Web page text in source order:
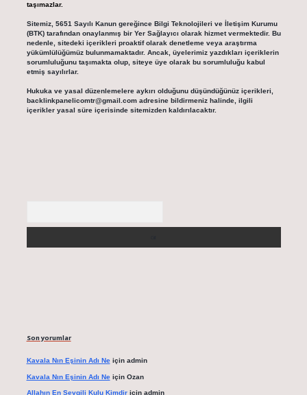
taşımazlar.
Sitemiz, 5651 Sayılı Kanun gereğince Bilgi Teknolojileri ve İletişim Kurumu
(BTK) tarafından onaylanmış bir Yer Sağlayıcı olarak hizmet vermektedir. Bu
nedenle, sitedeki içerikleri proaktif olarak denetleme veya araştırma
yükümlülüğümüz bulunmamaktadır. Ancak, üyelerimiz yazdıkları içeriklerin
sorumluluğunu taşımakta olup, siteye üye olarak bu sorumluluğu kabul
etmiş sayılırlar.
Hukuka ve yasal düzenlemelere aykırı olduğunu düşündüğünüz içerikleri,
backlinkpanelicomtr@gmail.comadresine bildirmeniz halinde, ilgili
içerikler yasal süre içerisinde sitemizden kaldırılacaktır.
Son yorumlar
Kavala Nın Eşinin Adı Neiçin admin
Kavala Nın Eşinin Adı Neiçin Ozan
Allahın En Sevgili Kulu Kimdiriçin admin